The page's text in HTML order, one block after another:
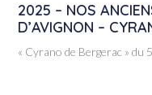
2025 – NOS
D’AVIGNON –
« Cyrano de Bergerac » du